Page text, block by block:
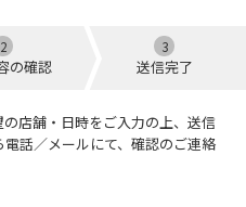
2
の確認
3
送信完了
店舗・日時をご入力の上、送信
話／メールにて、確認のご連絡